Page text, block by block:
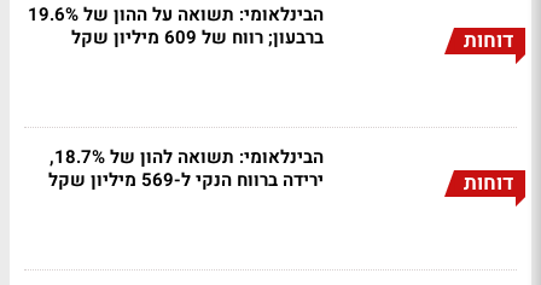
דוחות
הבינלאומי: תשואה על ההון של 19.6%
ברבעון; רווח של 609 מיליון שקל
דוחות
הבינלאומי: תשואה להון של 18.7%,
ירידה ברווח הנקי ל-569 מיליון שקל